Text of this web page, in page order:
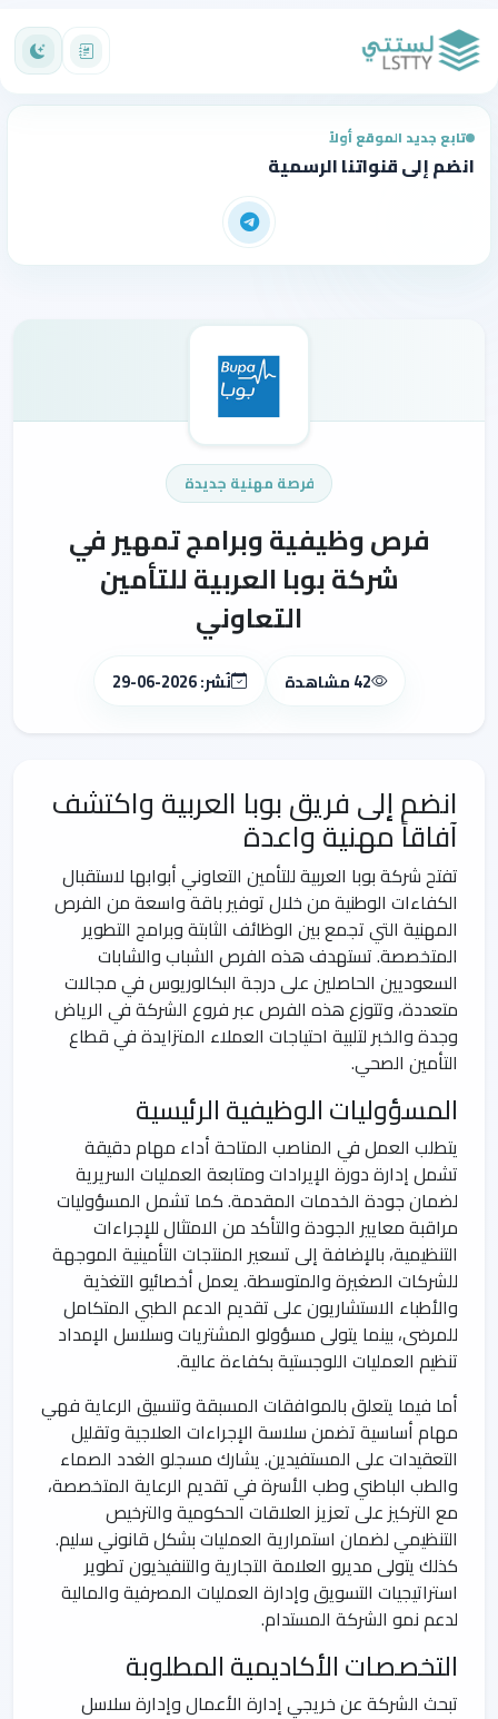
تابع جديد الموقع أولاً
انضم إلى قنواتنا الرسمية
فرصة مهنية جديدة
فرص وظيفية وبرامج تمهير في
شركة بوبا العربية للتأمين
التعاوني
42 مشاهدة نُشر: 2026-06-29
انضم إلى فريق بوبا العربية واكتشف
آفاقاً مهنية واعدة
تفتح شركة بوبا العربية للتأمين التعاوني أبوابها لاستقبال
الكفاءات الوطنية من خلال توفير باقة واسعة من الفرص
المهنية التي تجمع بين الوظائف الثابتة وبرامج التطوير
المتخصصة. تستهدف هذه الفرص الشباب والشابات
السعوديين الحاصلين على درجة البكالوريوس في مجالات
متعددة، وتتوزع هذه الفرص عبر فروع الشركة في الرياض
وجدة والخبر لتلبية احتياجات العملاء المتزايدة في قطاع
التأمين الصحي.
المسؤوليات الوظيفية الرئيسية
يتطلب العمل في المناصب المتاحة أداء مهام دقيقة
تشمل إدارة دورة الإيرادات ومتابعة العمليات السريرية
لضمان جودة الخدمات المقدمة. كما تشمل المسؤوليات
مراقبة معايير الجودة والتأكد من الامتثال للإجراءات
التنظيمية، بالإضافة إلى تسعير المنتجات التأمينية الموجهة
للشركات الصغيرة والمتوسطة. يعمل أخصائيو التغذية
والأطباء الاستشاريون على تقديم الدعم الطبي المتكامل
للمرضى، بينما يتولى مسؤولو المشتريات وسلاسل الإمداد
تنظيم العمليات اللوجستية بكفاءة عالية.
أما فيما يتعلق بالموافقات المسبقة وتنسيق الرعاية فهي
مهام أساسية تضمن سلاسة الإجراءات العلاجية وتقليل
التعقيدات على المستفيدين. يشارك مسجلو الغدد الصماء
والطب الباطني وطب الأسرة في تقديم الرعاية المتخصصة،
مع التركيز على تعزيز العلاقات الحكومية والترخيص
التنظيمي لضمان استمرارية العمليات بشكل قانوني سليم.
كذلك يتولى مديرو العلامة التجارية والتنفيذيون تطوير
استراتيجيات التسويق وإدارة العمليات المصرفية والمالية
لدعم نمو الشركة المستدام.
التخصصات الأكاديمية المطلوبة
تبحث الشركة عن خريجي إدارة الأعمال وإدارة سلاسل